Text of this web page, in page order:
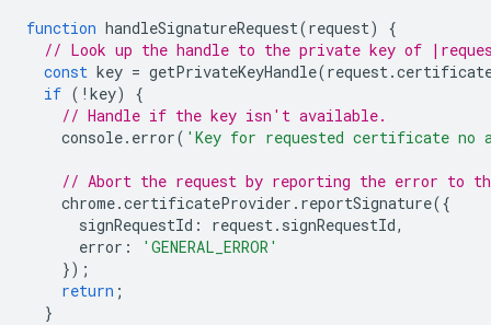
function handleSignatureRequest(request)
{
// Look up the handle to the private key of
const key = getPrivateKeyHandle(request.
if ( ! key)
{
// Handle if the key isn't available.
console. error( 'Key for requested certificate no
// Abort the request by reporting the error to
chrome.certificateProvider . reportSignature({
signRequestId : request. signRequestId,
error :
'GENERAL_ERROR'
});
return ;
}